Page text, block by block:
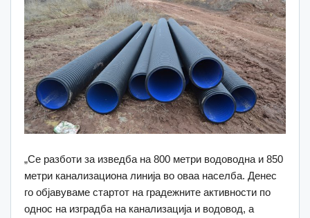
„Се разботи за изведба на 800 метри водоводна и 850
метри канализациона линија во оваа населба. Денес
го објавуваме стартот на градежните активности по
однос на изградба на канализација и водовод, а